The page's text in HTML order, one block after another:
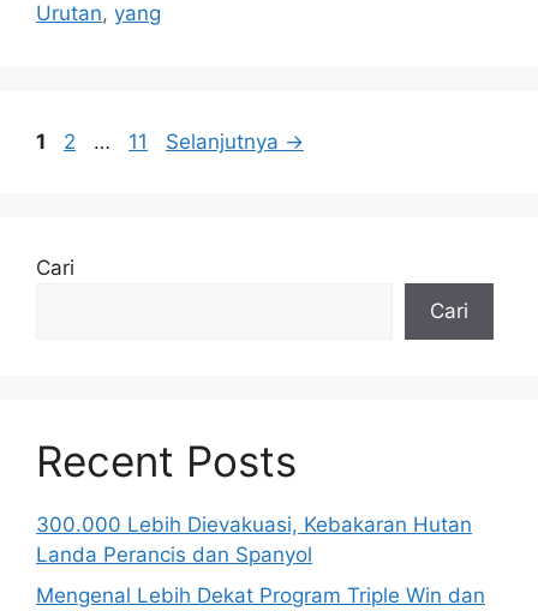
Urutan, yang
Halaman
1 Halaman
2 … Halaman
11 Selanjutnya →
Cari
Cari
Recent Posts
300.000 Lebih Dievakuasi, Kebakaran Hutan
Landa Perancis dan Spanyol
Mengenal Lebih Dekat Program Triple Win dan